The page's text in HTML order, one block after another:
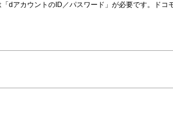
dアカウントのID／パスワード」が必要です。ドコ